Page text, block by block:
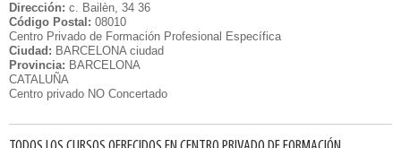
Dirección: c. Bailèn, 34 36
Código Postal: 08010
Centro Privado de Formación Profesional Específica
Ciudad: BARCELONA ciudad
Provincia: BARCELONA
CATALUÑA
Centro privado NO Concertado